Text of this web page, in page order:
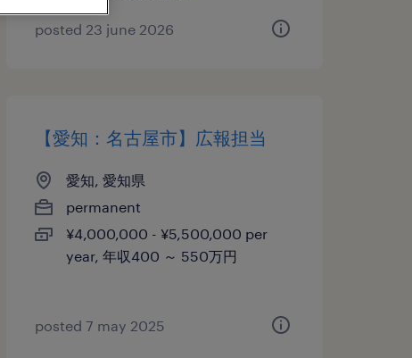
posted 23 june 2026
【愛知：名古屋市】広報担当
愛知, 愛知県
permanent
¥4,000,000 - ¥5,500,000 per
year, 年収400 ～ 550万円
posted 7 may 2025